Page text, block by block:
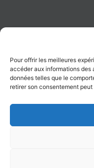
Pour offrir les meilleures
accéder aux informations des
données telles que le
retirer son consentement